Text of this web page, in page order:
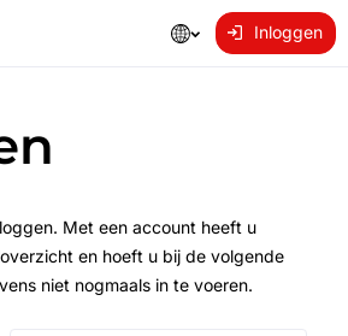
Inloggen
Met een account heeft u
en hoeft u bij de volgende
niet nogmaals in te voeren.